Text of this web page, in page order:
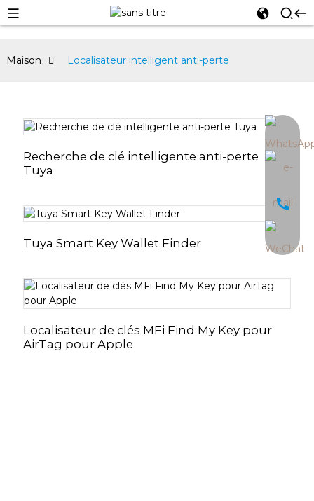
Maison Localisateur intelligent anti-perte
Recherche de clé intelligente anti-perte
Tuya
Tuya Smart Key Wallet Finder
Localisateur de clés MFi Find My Key pour
AirTag pour Apple